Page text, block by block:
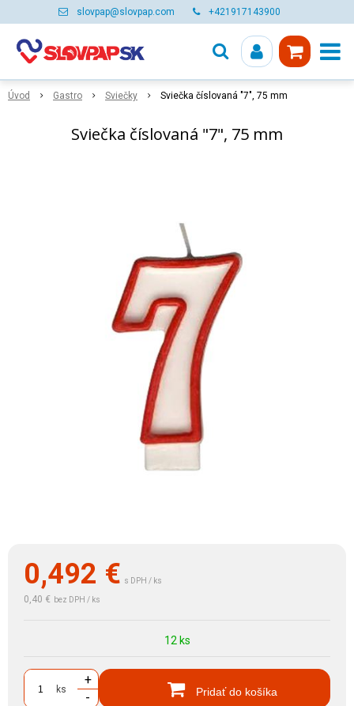
slovpap@slovpap.com +421917143900
Úvod Gastro Sviečky Sviečka číslovaná "7", 75 mm
Sviečka číslovaná "7", 75 mm
0,492 € s DPH / ks
0,40 € bez DPH / ks
12 ks
ks
+
-
Pridať do košíka